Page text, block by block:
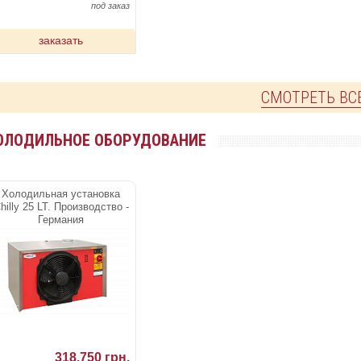
под заказ
заказать
СМОТРЕТЬ
ОБОРУДОВАНИЕ
Холодильная установка
25 LT. Производство -
Германия
318.750 грн.